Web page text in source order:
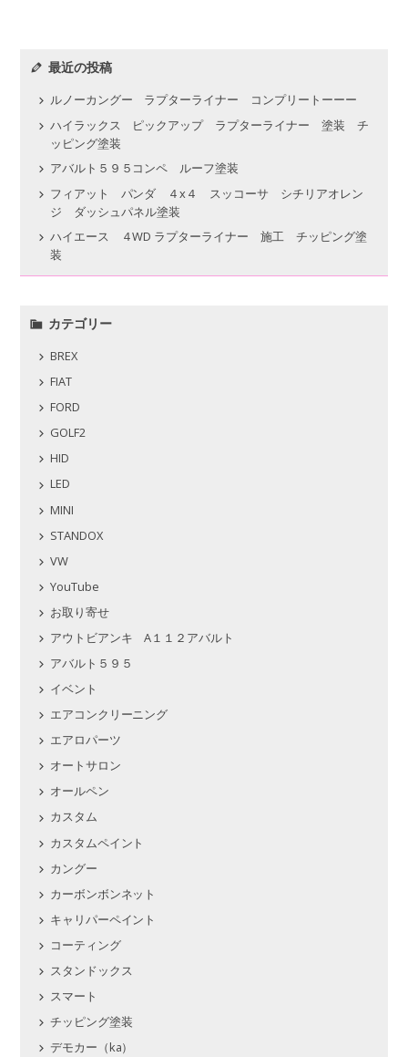
最近の投稿
ルノーカングー ラプターライナー コンプリートーーー
ハイラックス ピックアップ ラプターライナー 塗装 チ
ッピング塗装
アバルト５９５コンペ ルーフ塗装
フィアット パンダ ４x４ スッコーサ シチリアオレン
ジ ダッシュパネル塗装
ハイエース ４WD ラプターライナー 施工 チッピング塗
装
カテゴリー
BREX
FIAT
FORD
GOLF2
HID
LED
MINI
STANDOX
VW
YouTube
お取り寄せ
アウトビアンキ A１１２アバルト
アバルト５９５
イベント
エアコンクリーニング
エアロパーツ
オートサロン
オールペン
カスタム
カスタムペイント
カングー
カーボンボンネット
キャリパーペイント
コーティング
スタンドックス
スマート
チッピング塗装
デモカー（ka）